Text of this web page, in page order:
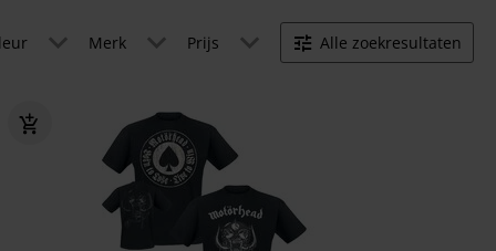
Merk Prijs Alle zoekresultaten